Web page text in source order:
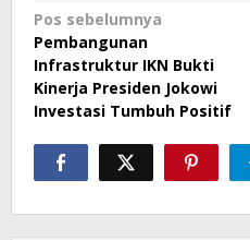
Navigasi
pos
Pos sebelumnya
Pembangunan
Infrastruktur IKN Bukti
Kinerja Presiden Jokowi
Investasi Tumbuh Positif